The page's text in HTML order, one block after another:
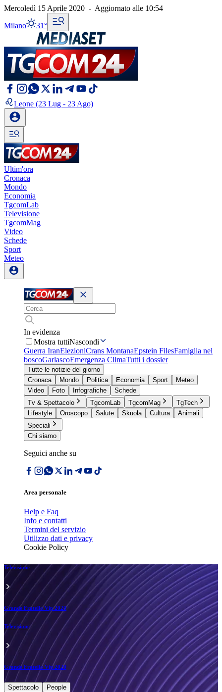
Mercoledì 15 Aprile 2020 - Aggiornato alle 10:54
Milano 31°
Leone (23 Lug - 23 Ago)
Ultim'ora
Cronaca
Mondo
Economia
TgcomLab
Televisione
TgcomMag
Video
Schede
Sport
Meteo
In evidenza
Mostra tuttiNascondi
Guerra IranElezioniCrans MontanaEpstein FilesFamiglia nel
boscoGarlascoEmergenza ClimaTutti i dossier
Tutte le notizie del giorno
Cronaca
Mondo Politica Economia Sport
Meteo
Video
Foto Infografiche
Schede
Tv & Spettacolo
TgcomLab TgcomMag
TgTech
Lifestyle
Oroscopo Salute Skuola Cultura
Animali
Speciali
Chi siamo
Seguici anche su
Area personale
Help e Faq
Info e contatti
Termini del servizio
Utilizzo dati e privacy
Cookie Policy
Televisione
Grande Fratello Vip 2020
Televisione
Grande Fratello Vip 2020
Spettacolo People